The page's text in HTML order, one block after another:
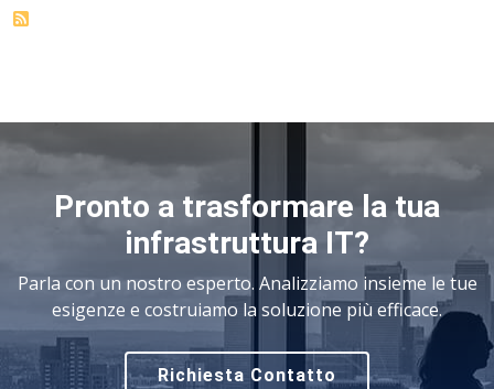
Pronto a trasformare la tua
infrastruttura IT?
Parla con un nostro esperto. Analizziamo insieme le tue
esigenze e costruiamo la soluzione più efficace.
Richiesta Contatto